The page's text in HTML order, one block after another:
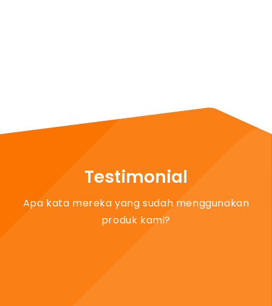
Testimonial
Apa kata mereka yang sudah menggunakan
produk kami?